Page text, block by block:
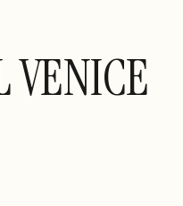
VENICE